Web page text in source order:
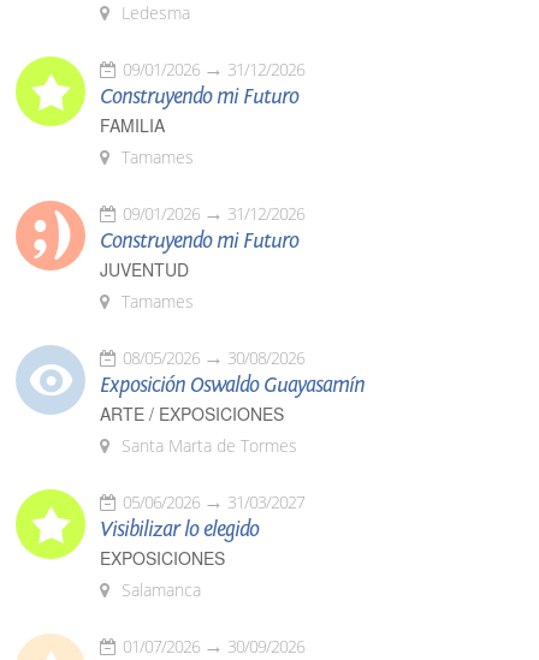
Ledesma
09/01/2026 31/12/2026
Construyendo mi Futuro
FAMILIA
Tamames
09/01/2026 31/12/2026
Construyendo mi Futuro
JUVENTUD
Tamames
08/05/2026 30/08/2026
Exposición Oswaldo Guayasamín
ARTE / EXPOSICIONES
Santa Marta de Tormes
05/06/2026 31/03/2027
Visibilizar lo elegido
EXPOSICIONES
Salamanca
01/07/2026 30/09/2026